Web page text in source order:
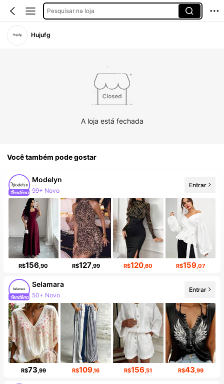
Pesquisar na loja
Hujufg
A loja está fechada
Você também pode gostar
Modelyn
99+ Novo
Entrar
R$156 ,90 R$127,99 R$120 ,60 R$159,07
Selamara
50+ Novo
Entrar
R$73 ,99 R$109,16 R$156 ,51 R$43 ,99